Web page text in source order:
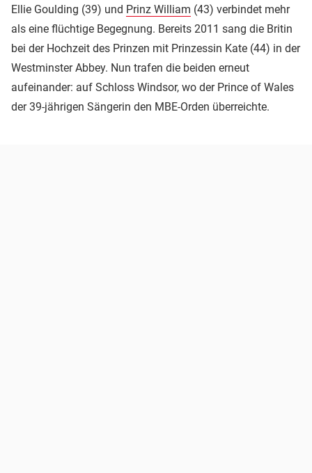
Ellie Goulding (39) und Prinz William (43) verbindet mehr
als eine flüchtige Begegnung. Bereits 2011 sang die Britin
bei der Hochzeit des Prinzen mit Prinzessin Kate (44) in der
Westminster Abbey. Nun trafen die beiden erneut
aufeinander: auf Schloss Windsor, wo der Prince of Wales
der 39-jährigen Sängerin den MBE-Orden überreichte.